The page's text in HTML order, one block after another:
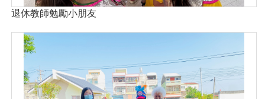
退休教師勉勵小朋友